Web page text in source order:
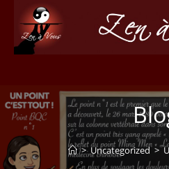
content
> Uncategorized >